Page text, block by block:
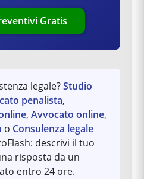
Gratis
legale?Studio
penalista,
, Avvocato online,
o Consulenza legale
descrivi il tuo
risposta da un
entro 24 ore.